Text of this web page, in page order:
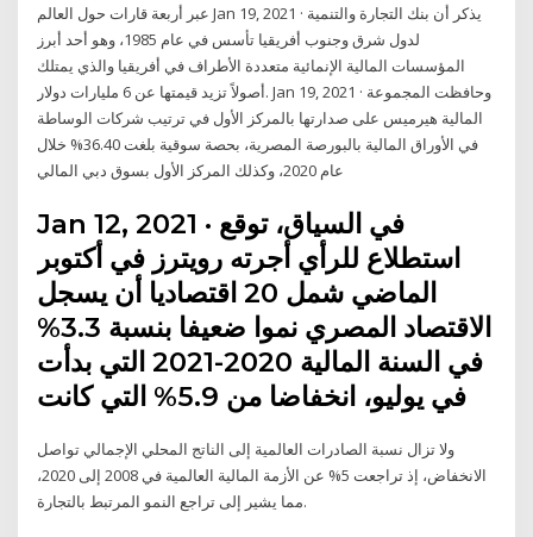
عبر أربعة قارات حول العالم Jan 19, 2021 · يذكر أن بنك التجارة والتنمية
لدول شرق وجنوب أفريقيا تأسس في عام 1985، وهو أحد أبرز
المؤسسات المالية الإنمائية متعددة الأطراف في أفريقيا والذي يمتلك
أصولاً تزيد قيمتها عن 6 مليارات دولار. Jan 19, 2021 · وحافظت المجموعة
المالية هيرميس على صدارتها بالمركز الأول في ترتيب شركات الوساطة
في الأوراق المالية بالبورصة المصرية، بحصة سوقية بلغت 36.40% خلال
عام 2020، وكذلك المركز الأول بسوق دبي المالي
Jan 12, 2021 · في السياق، توقع
استطلاع للرأي أجرته رويترز في أكتوبر
الماضي شمل 20 اقتصاديا أن يسجل
الاقتصاد المصري نموا ضعيفا بنسبة 3.3%
في السنة المالية 2020-2021 التي بدأت
في يوليو، انخفاضا من 5.9% التي كانت
ولا تزال نسبة الصادرات العالمية إلى الناتج المحلي الإجمالي تواصل
الانخفاض، إذ تراجعت 5% عن الأزمة المالية العالمية في 2008 إلى 2020،
مما يشير إلى تراجع النمو المرتبط بالتجارة.